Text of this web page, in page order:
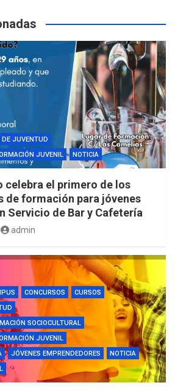
DE JUVENTUD
JUVENIL
NOTICIA
celebra el primero de los
de formación para jóvenes
Servicio de Bar y Cafetería
admin
CONCURSOS
CURSOS
SOCIOCULTURAL
JUVENIL
JÓVENES EMPRENDEDORES
NOTICIA